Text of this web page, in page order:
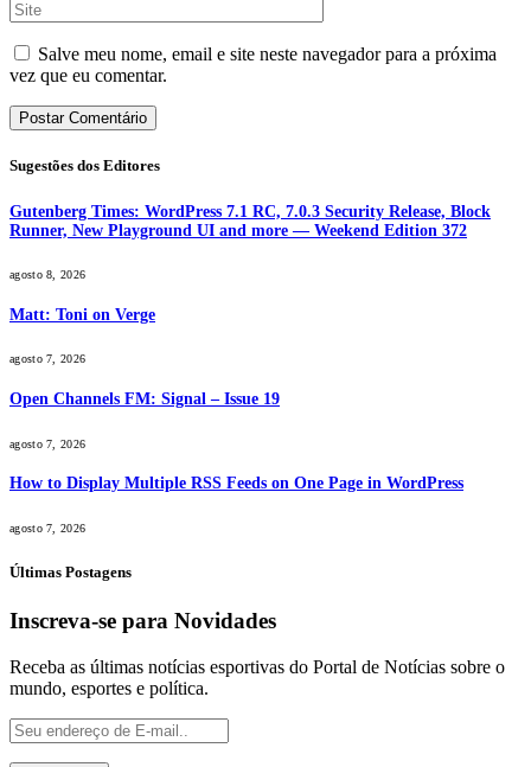
Salve meu nome, email e site neste navegador para a próxima
vez que eu comentar.
Sugestões dos Editores
Gutenberg Times: WordPress 7.1 RC, 7.0.3 Security Release, Block
Runner, New Playground UI and more — Weekend Edition 372
agosto 8, 2026
Matt: Toni on Verge
agosto 7, 2026
Open Channels FM: Signal – Issue 19
agosto 7, 2026
How to Display Multiple RSS Feeds on One Page in WordPress
agosto 7, 2026
Últimas Postagens
Inscreva-se para Novidades
Receba as últimas notícias esportivas do Portal de Notícias sobre o
mundo, esportes e política.